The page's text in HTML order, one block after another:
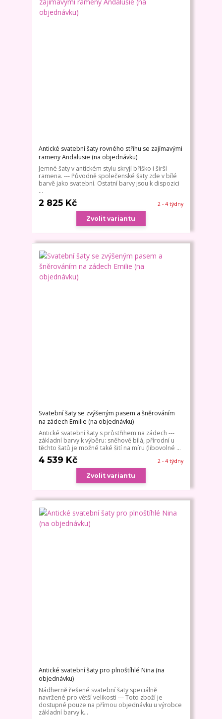
Antické svatební šaty rovného střihu se zajímavými
rameny Andalusie (na objednávku)
Jemné šaty v antickém stylu skryjí bříško i širší
ramena. --- Původně společenské šaty zde v bílé
barvě jako svatební. Ostatní barvy jsou k dispozici
...
2 825 Kč 2 - 4 týdny
Zvolit variantu
Svatební šaty se zvýšeným pasem a šněrováním
na zádech Emilie (na objednávku)
Antické svatební šaty s průstřihem na zádech ---
základní barvy k výběru: sněhově bílá, přírodní u
těchto šatů je možné také šití na míru (libovolné ...
4 539 Kč 2 - 4 týdny
Zvolit variantu
Antické svatební šaty pro plnoštíhlé Nina (na
objednávku)
Nádherně řešené svatební šaty speciálně
navržené pro větší velikosti --- Toto zboží je
dostupné pouze na přímou objednávku u výrobce
základní barvy k...